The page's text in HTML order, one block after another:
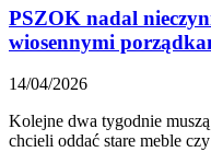
PSZOK nadal
wiosennymi
14/04/2026
Kolejne dwa tygodnie
chcieli oddać stare meble